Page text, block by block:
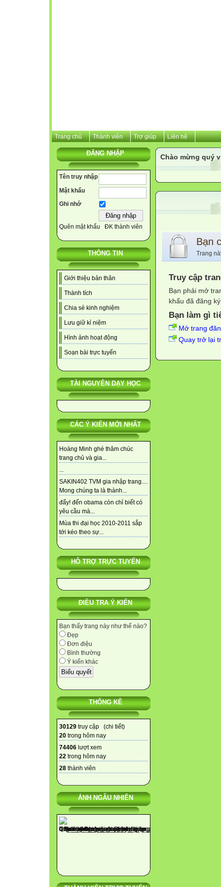
Trang chủ Thành viên Trợ giúp Liên hệ
ĐĂNG NHẬP
Tên truy nhập
Mật khẩu
Ghi nhớ
Quên mật khẩu ĐK thành viên
THÔNG TIN
Giới thiệu bản thân
Thành tích
Chia sẻ kinh nghiệm
Lưu giữ kỉ niệm
Hình ảnh hoạt động
Soạn bài trực tuyến
TÀI NGUYÊN DẠY HỌC
CÁC Ý KIẾN MỚI NHẤT
Hoàng Minh ghé thăm chúc
trang chủ và gia...
...
SAKIN402 TVM gia nhập trang....
Mong chúng ta là thành...
đấy! đến obama còn chỉ biết có
yêu cầu mà...
Mùa thi đại học 2010-2011 sắp
tới kéo theo sự...
HỖ TRỢ TRỰC TUYẾN
ĐIỀU TRA Ý KIẾN
Bạn thấy trang này như thế nào?
Đẹp
Đơn điệu
Bình thường
Ý kiến khác
THỐNG KÊ
30129 truy cập (chi tiết)
20 trong hôm nay
74406 lượt xem
22 trong hôm nay
28 thành viên
ẢNH NGẪU NHIÊN
Chào mừng quý
Bạn
Trang
Truy cập
Bạn phải mở
khẩu đã đăng
Bạn làm gì
Mở trang
Quay trở lại